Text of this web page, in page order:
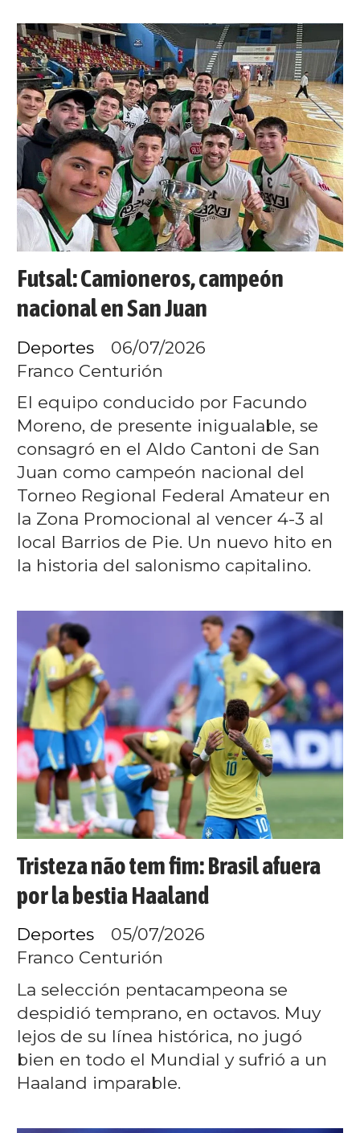
Futsal: Camioneros, campeón
nacional en San Juan
Franco Centurión
Deportes 06/07/2026
El equipo conducido por Facundo
Moreno, de presente inigualable, se
consagró en el Aldo Cantoni de San
Juan como campeón nacional del
Torneo Regional Federal Amateur en
la Zona Promocional al vencer 4-3 al
local Barrios de Pie. Un nuevo hito en
la historia del salonismo capitalino.
Tristeza não tem fim: Brasil afuera
por la bestia Haaland
Franco Centurión
Deportes 05/07/2026
La selección pentacampeona se
despidió temprano, en octavos. Muy
lejos de su línea histórica, no jugó
bien en todo el Mundial y sufrió a un
Haaland imparable.